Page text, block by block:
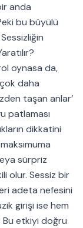
anda
bu büyülü
oynasa da,
daha
taşan anlar’
patlaması
dikkatini
sürpriz
olur. Sessiz bir
adeta nefesini
girişi ise hem
Bu etkiyi doğru